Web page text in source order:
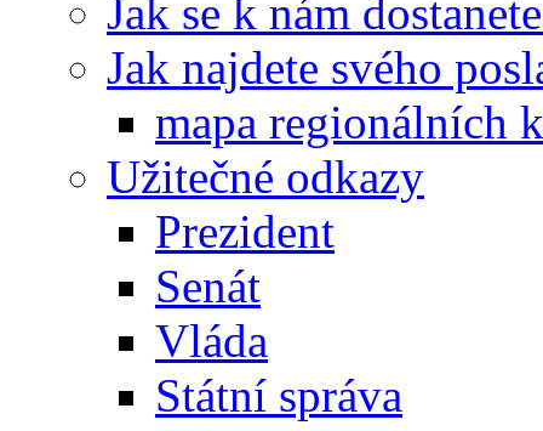
Jak se k nám
Jak najdete svého
mapa regionálních
Užitečné odkazy
Prezident
Senát
Vláda
Státní správa